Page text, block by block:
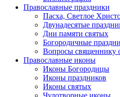
Православные праздники
Пасха, Светлое
Двунадесятые
Дни памяти святых
Богородичные
Вопросы священнику
Православные иконы
Иконы Богородицы
Иконы праздников
Иконы святых